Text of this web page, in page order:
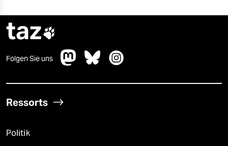
verlag
veranstaltungen
abo
taz
Folgen Sie uns
Ressorts
Politik